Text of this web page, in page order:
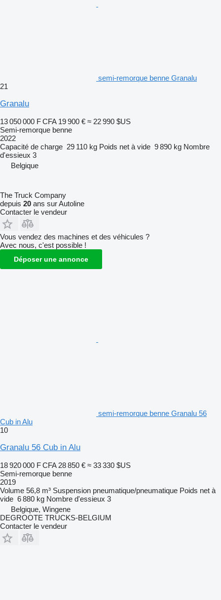
semi-remorque benne Granalu
21
Granalu
13 050 000 F CFA 19 900 € ≈ 22 990 $US
Semi-remorque benne
2022
Capacité de charge 29 110 kg Poids net à vide 9 890 kg Nombre
d'essieux 3
Belgique
The Truck Company
depuis 20 ans sur Autoline
Contacter le vendeur
Vous vendez des machines et des véhicules ?
Avec nous, c'est possible !
Déposer une annonce
semi-remorque benne Granalu 56
Cub in Alu
10
Granalu 56 Cub in Alu
18 920 000 F CFA 28 850 € ≈ 33 330 $US
Semi-remorque benne
2019
Volume 56,8 m³ Suspension pneumatique/pneumatique Poids net à
vide 6 880 kg Nombre d'essieux 3
Belgique, Wingene
DEGROOTE TRUCKS-BELGIUM
Contacter le vendeur